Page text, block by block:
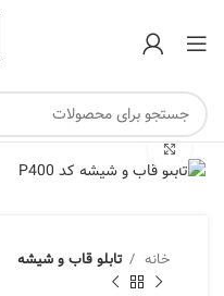
برای بزرگنمایی کلیک کنید
خانه تابلو قاب و شیشه